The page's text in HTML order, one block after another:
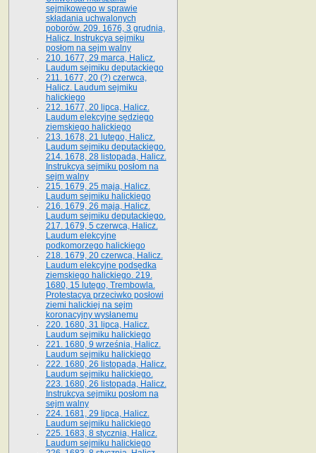
sejmikowego w sprawie
składania uchwalonych
poborów. 209. 1676, 3 grudnia,
Halicz. Instrukcya sejmiku
posłom na sejm walny
210. 1677, 29 marca, Halicz.
Laudum sejmiku deputackiego
211. 1677, 20 (?) czerwca,
Halicz. Laudum sejmiku
halickiego
212. 1677, 20 lipca, Halicz.
Laudum elekcyjne sędziego
ziemskiego halickiego
213. 1678, 21 lutego, Halicz.
Laudum sejmiku deputackiego.
214. 1678, 28 listopada, Halicz.
Instrukcya sejmiku posłom na
sejm walny
215. 1679, 25 maja, Halicz.
Laudum sejmiku halickiego
216. 1679, 26 maja, Halicz.
Laudum sejmiku deputackiego.
217. 1679, 5 czerwca, Halicz.
Laudum elekcyjne
podkomorzego halickiego
218. 1679, 20 czerwca, Halicz.
Laudum elekcyjne podsędka
ziemskiego halickiego. 219.
1680, 15 lutego, Trembowla.
Protestacya przeciwko posłowi
ziemi halickiej na sejm
koronacyjny wysłanemu
220. 1680, 31 lipca, Halicz.
Laudum sejmiku halickiego
221. 1680, 9 września, Halicz.
Laudum sejmiku halickiego
222. 1680, 26 listopada, Halicz.
Laudum sejmiku halickiego.
223. 1680, 26 listopada, Halicz.
Instrukcya sejmiku posłom na
sejm walny
224. 1681, 29 lipca, Halicz.
Laudum sejmiku halickiego
225. 1683, 8 stycznia, Halicz.
Laudum sejmiku halickiego